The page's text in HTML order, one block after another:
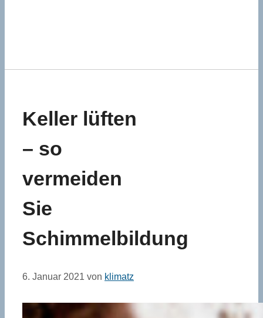
Keller lüften
– so
vermeiden
Sie
Schimmelbildung
6. Januar 2021 von klimatz